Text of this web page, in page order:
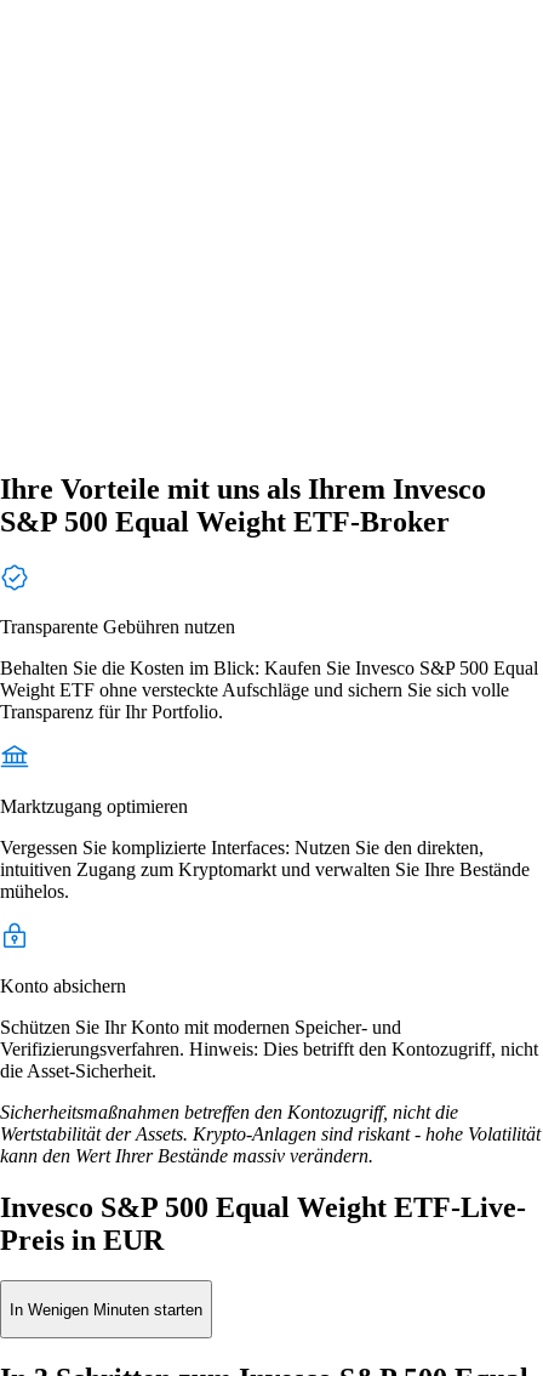
Ihre Vorteile mit uns als Ihrem Invesco
S&P 500 Equal Weight ETF-Broker
Transparente Gebühren nutzen
Behalten Sie die Kosten im Blick: Kaufen Sie Invesco S&P 500 Equal
Weight ETF ohne versteckte Aufschläge und sichern Sie sich volle
Transparenz für Ihr Portfolio.
Marktzugang optimieren
Vergessen Sie komplizierte Interfaces: Nutzen Sie den direkten,
intuitiven Zugang zum Kryptomarkt und verwalten Sie Ihre Bestände
mühelos.
Konto absichern
Schützen Sie Ihr Konto mit modernen Speicher- und
Verifizierungsverfahren. Hinweis: Dies betrifft den Kontozugriff, nicht
die Asset-Sicherheit.
Sicherheitsmaßnahmen betreffen den Kontozugriff, nicht die
Wertstabilität der Assets. Krypto-Anlagen sind riskant - hohe Volatilität
kann den Wert Ihrer Bestände massiv verändern.
Invesco S&P 500 Equal Weight ETF-Live-
Preis in EUR
In Wenigen Minuten starten